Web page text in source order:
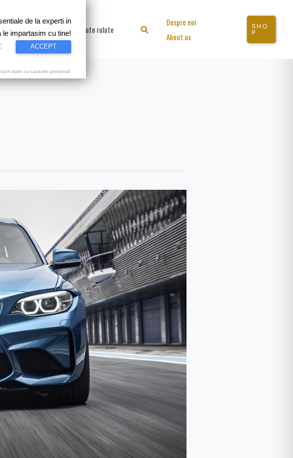
speciale Video Auto rulate Search
Despre noi
About us
SHO
P
de la experti in
impartasim cu tine!
ACCEPT
date cu caracter personal.